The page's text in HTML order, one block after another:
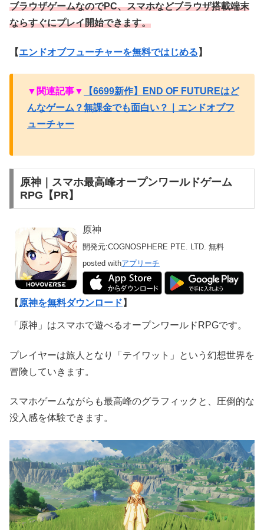
ブラウザゲームなのでPC、スマホなどブラウザ搭載端末
ならすぐにプレイ開始できます。
【エンドオブフューチャーを無料ではじめる 】
▼関連記事▼
【6699新作】END OF FUTUREはど
んなゲーム？無課金でも面白い？｜エンドオブフ
ューチャー
原神｜スマホ最高峰オープンワールドゲーム
RPG【PR】
原神
開発元:COGNOSPHERE PTE. LTD. 無料
posted withアプリーチ
【原神を無料ダウンロード 】
「原神」はスマホで遊べるオープンワールドRPGです。
プレイヤーは旅人となり「テイワット」という幻想世界を
冒険していきます。
スマホゲームながらも最高峰のグラフィックと、圧倒的な
没入感を体験できます。